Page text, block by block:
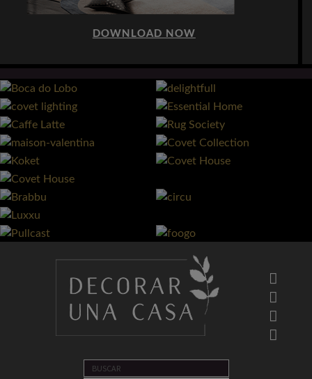
DOWNLOAD NOW